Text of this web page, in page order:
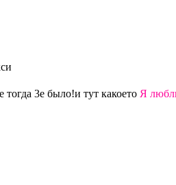
3е было!и тут какоето Я